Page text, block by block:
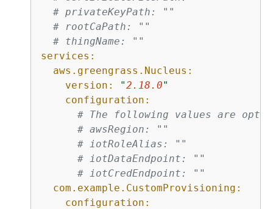
# privateKeyPath: ""
# rootCaPath: ""
# thingName: ""
services:
aws.greengrass.Nucleus:
version:
"2.18.0"
configuration:
# The following values are
# awsRegion: ""
# iotRoleAlias: ""
# iotDataEndpoint: ""
# iotCredEndpoint: ""
com.example.CustomProvisioning:
configuration: